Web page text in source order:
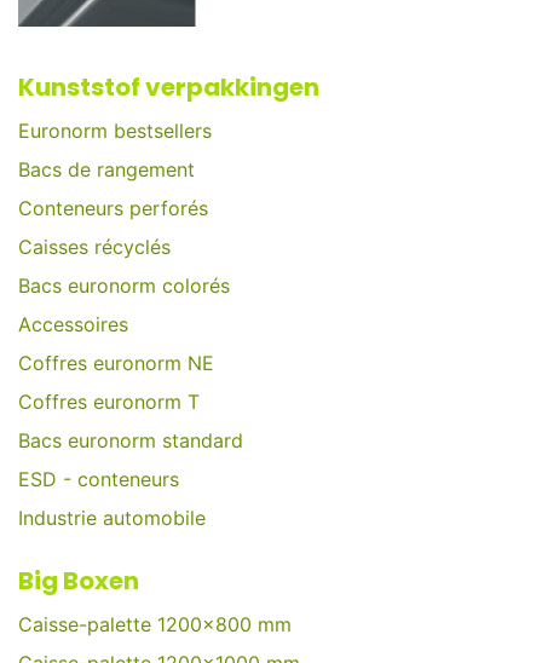
Kunststof verpakkingen
Euronorm bestsellers
Bacs de rangement
Conteneurs perforés
Caisses récyclés
Bacs euronorm colorés
Accessoires
Coffres euronorm NE
Coffres euronorm T
Bacs euronorm standard
ESD - conteneurs
Industrie automobile
Big Boxen
Caisse-palette 1200x800 mm